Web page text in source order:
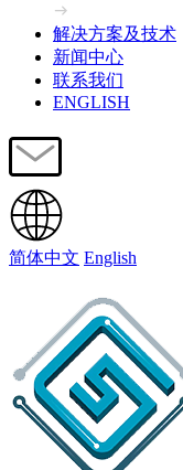
解决方案及技术
新闻中心
联系我们
ENGLISH
简体中文 English